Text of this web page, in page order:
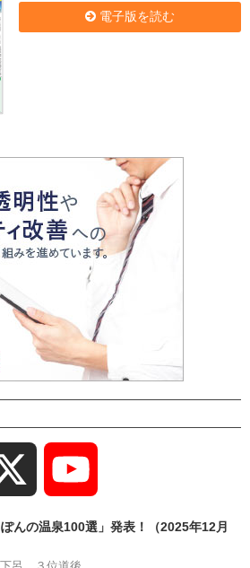
電子版を読む
Channel
んの温泉100選」発表！（2025年12月